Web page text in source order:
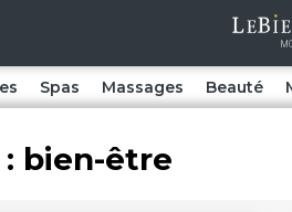
Spas Massages Beauté
bien-être